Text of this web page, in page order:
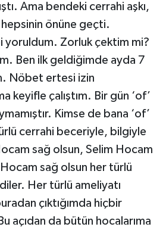
Ama bendeki cerrahi aşkı,
önüne geçti.
yoruldum. Zorluk çektim mi?
Ben ilk geldiğimde ayda 7
Nöbet ertesi izin
keyifle çalıştım. Bir gün ‘of’
Kimse de bana ‘of’
cerrahi beceriyle, bilgiyle
sağ olsun, Selim Hocam
sağ olsun her türlü
Her türlü ameliyatı
çıktığımda hiçbir
açıdan da bütün hocalarıma